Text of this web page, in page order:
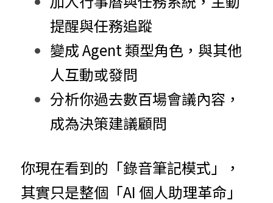
提醒與任務追蹤
變成 Agent 類型角色，與其他
人互動或發問
分析你過去數百場會議內容，
成為決策建議顧問
你現在看到的「錄音筆記模式」，
其實只是整個「AI 個人助理革命」